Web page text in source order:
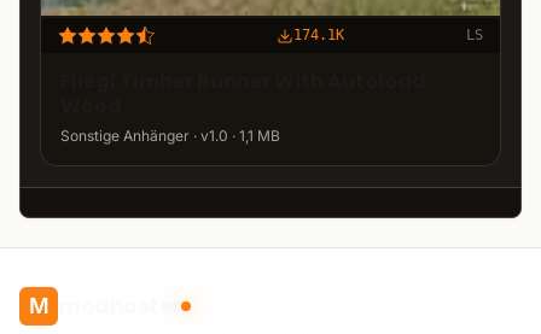
174.1K LS
Sonstige Anhänger · v1.0 · 1,1 MB
M